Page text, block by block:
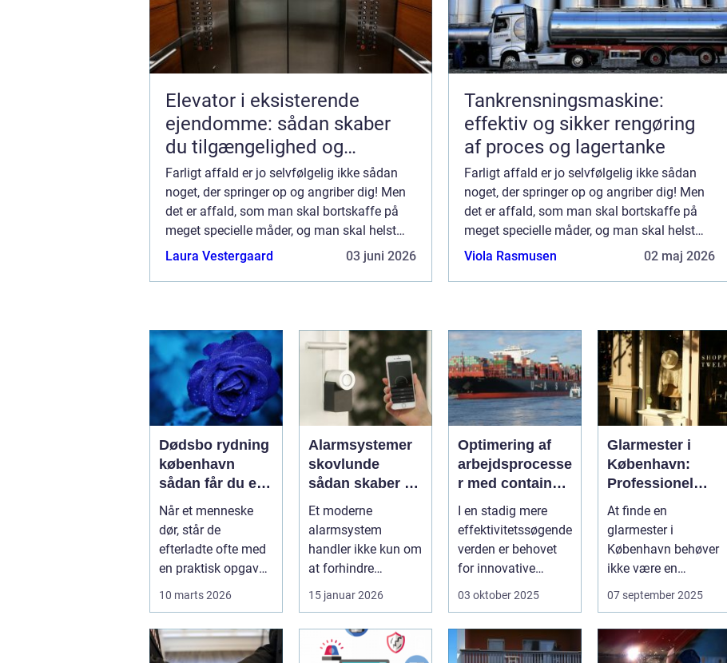
Elevator i eksisterende
ejendomme: sådan skaber
du tilgængelighed og
merværdi
Farligt affald er jo selvfølgelig ikke sådan
noget, der springer op og angriber dig! Men
det er affald, som man skal bortskaffe på
meget specielle måder, og man skal helst
opbevare det for sig, så det ikke er i
Laura Vestergaard 03 juni 2026
Tankrensningsmaskine:
effektiv og sikker rengøring
af proces og lagertanke
Farligt affald er jo selvfølgelig ikke sådan
noget, der springer op og angriber dig! Men
det er affald, som man skal bortskaffe på
meget specielle måder, og man skal helst
opbevare det for sig, så det ikke er i
Viola Rasmusen 02 maj 2026
Dødsbo rydning
københavn
sådan får du en
tryg og effektiv
løsning
Når et menneske
dør, står de
efterladte ofte med
en praktisk opgave,
10 marts 2026
Alarmsystemer
skovlunde
sådan skaber du
tryghed i
hverdagen
Et moderne
alarmsystem
handler ikke kun om
at forhindre
indbrud. For mange
familier og
virksomheder ...
15 januar 2026
Optimering af
arbejdsprocesse
r med container
tilter
I en stadig mere
effektivitetssøgende
verden er behovet
for innovative
løsninger, der ...
03 oktober 2025
Glarmester i
København:
Professionel
løsning til alle
behov
At finde en
glarmester i
København behøver
ikke være en
udfordrende
opgave. I en...
07 september 2025